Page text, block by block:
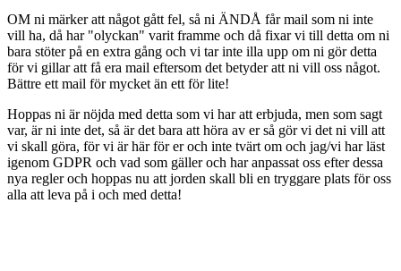
OM ni märker att något gått fel, så ni ÄNDÅ får mail som ni inte
vill ha, då har "olyckan" varit framme och då fixar vi till detta om ni
bara stöter på en extra gång och vi tar inte illa upp om ni gör detta
för vi gillar att få era mail eftersom det betyder att ni vill oss något.
Bättre ett mail för mycket än ett för lite!
Hoppas ni är nöjda med detta som vi har att erbjuda, men som sagt
var, är ni inte det, så är det bara att höra av er så gör vi det ni vill att
vi skall göra, för vi är här för er och inte tvärt om och jag/vi har läst
igenom GDPR och vad som gäller och har anpassat oss efter dessa
nya regler och hoppas nu att jorden skall bli en tryggare plats för oss
alla att leva på i och med detta!